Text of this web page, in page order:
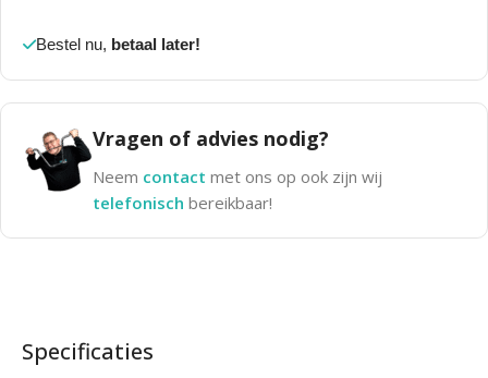
Bestel nu, betaal later!
Vragen of advies nodig?
Neem contact met ons op ook zijn wij
telefonisch bereikbaar!
Specificaties